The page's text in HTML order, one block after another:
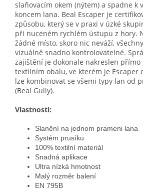
slaňovacím okem (nýtem) a spadne k
koncem lana. Beal Escaper je
způsobu, který se v praxi v úzké
při nuceném rychlém ústupu z hory.
žádné místo, skoro nic neváží,
vizuálně snadno kontrolovatelné.
zajištění je dokonale nakreslen přímo
textilním obalu, ve kterém je Escaper
lze kombinovat se všemi typy lan od
(Beal Gully).
Vlastnosti:
Slanění na jednom prameni lana
Systém prusíku
100% textilní materiál
Snadná aplikace
Ultra nízká hmotnost
Malý rozměr balení
EN 795B